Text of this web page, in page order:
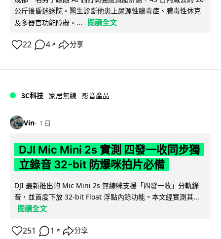
公斤後昏迷送院。醫生診斷他患上尿源性膿毒症、膿毒性休克
及多器官功能障礙。...
閱讀全文
22 4 ↗ 分享
3C科技 家居無線 影音產品
Vin 1 日
DJI Mic Mini 2s 實測 四發一收同步獨
立錄音 32-bit 防爆咪拍片必備
DJI 最新推出的 Mic Mini 2s 無線咪支援「四發一收」分軌錄
音，並首度下放 32-bit Float 浮點內錄功能。本文經實測其...
閱讀全文
251 1 ↗ 分享